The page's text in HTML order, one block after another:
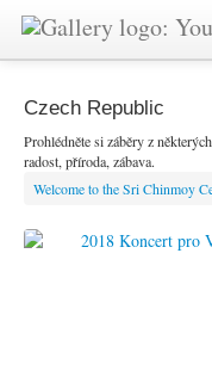
Czech Republic
Prohlédněte si záběry z
radost, příroda, zábava.
Welcome to the Sri Chinmoy